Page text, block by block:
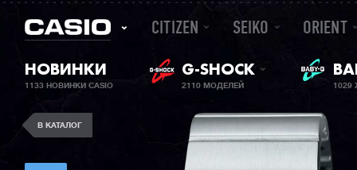
CITIZEN SEIKO ORIENT
НОВИНКИ
1133 НОВИНКИ CASIO
G-SHOCK
2110 МОДЕЛЕЙ 1029
В КАТАЛОГ